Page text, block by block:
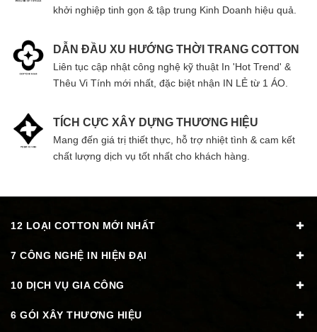
khởi nghiệp tinh gọn & tập trung Kinh Doanh hiệu quả.
DẪN ĐẦU XU HƯỚNG THỜI TRANG COTTON
Liên tục cập nhật công nghệ kỹ thuật In 'Hot Trend' &
Thêu Vi Tính mới nhất, đặc biệt nhận IN LẺ từ 1 ÁO.
TÍCH CỰC XÂY DỰNG THƯƠNG HIỆU
Mang đến giá trị thiết thực, hỗ trợ nhiệt tình & cam kết
chất lượng dịch vụ tốt nhất cho khách hàng.
12 LOẠI COTTON MỚI NHẤT
7 CÔNG NGHỆ IN HIỆN ĐẠI
10 DỊCH VỤ GIA CÔNG
6 GÓI XÂY THƯƠNG HIỆU